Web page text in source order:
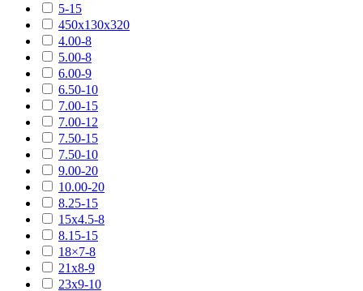
5-15
450х130х320
4.00-8
5.00-8
6.00-9
6.50-10
7.00-15
7.00-12
7.50-15
7.50-10
9.00-20
10.00-20
8.25-15
15х4.5-8
8.15-15
18×7-8
21х8-9
23х9-10